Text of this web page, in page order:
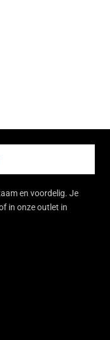
en voordelig. Je
in onze outlet in